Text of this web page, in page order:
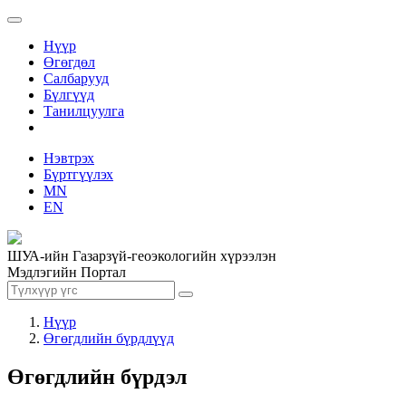
Нүүр
Өгөгдөл
Салбарууд
Бүлгүүд
Танилцуулга
Нэвтрэх
Бүртгүүлэх
MN
EN
ШУА-ийн Газарзүй-геоэкологийн хүрээлэн
Мэдлэгийн Портал
Нүүр
Өгөгдлийн бүрдлүүд
Өгөгдлийн бүрдэл